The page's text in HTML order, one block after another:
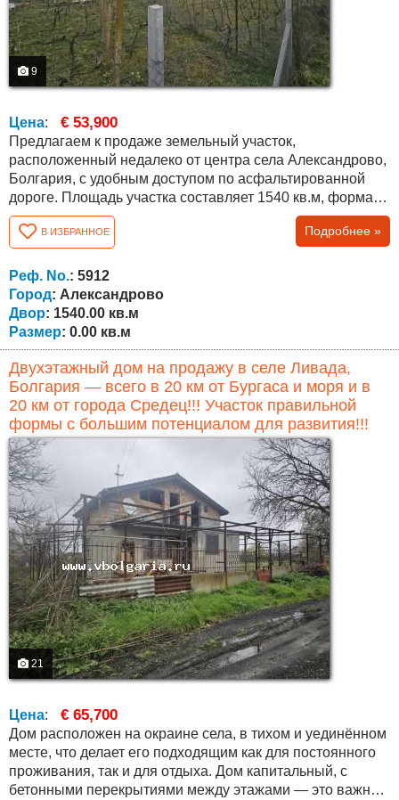
9
Цена: € 53,900
Предлагаем к продаже земельный участок,
расположенный недалеко от центра села Александрово,
Болгария, с удобным доступом по асфальтированной
дороге. Площадь участка составляет 1540 кв.м, форма
— трапециевидная, с лицом к улице 16 метров, глубиной
около 70 метров и задней границей около 30 метров.
Участок позволяет гибкое планирование и различные
варианты застройки. Подходит для жилищного
строительства, разрешено низкое...
В ИЗБРАННОЕ Подробнее »
Реф. No.: 5912
Город: Александрово
Двор: 1540.00 кв.м
Размер: 0.00 кв.м
Двухэтажный дом на продажу в селе Ливада,
Болгария — всего в 20 км от Бургаса и моря и в
20 км от города Средец!!! Участок правильной
формы с большим потенциалом для развития!!!
21
Цена: € 65,700
Дом расположен на окраине села, в тихом и уединённом
месте, что делает его подходящим как для постоянного
проживания, так и для отдыха. Дом капитальный, с
бетонными перекрытиями между этажами — это важное